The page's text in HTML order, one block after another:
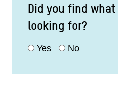
Did you find
looking for?
Yes No